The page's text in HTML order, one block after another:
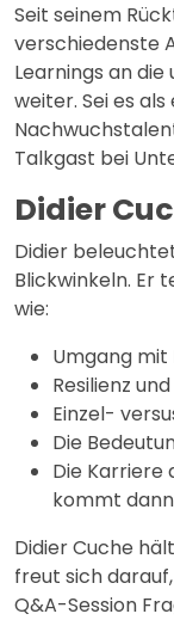
Seit seinem
verschiedenste
Learnings an
weiter. Sei es
Talkgast bei
Didier
Didier
Blickwinkeln. Er
wie:
Umgang mit
Resilienz
Einzel-
Die
Die Karriere
kommt
Didier Cuche
freut sich
Q&A-Session